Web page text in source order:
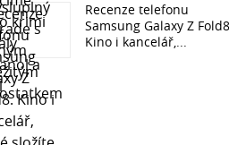
Recenze telefonu
Samsung Galaxy Z
Kino i kancelář,...